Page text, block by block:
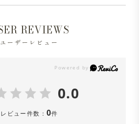
心地と、ナチュラルな表情に仕上げ
ともに洗濯後、若干縮みが出る場合
用しないでください。
REVIEWS
ユーザーレビュー
0.0
レビュー件数： 0件